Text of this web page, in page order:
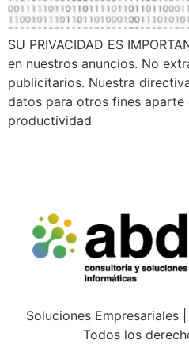
SU PRIVACIDAD ES
en nuestros anuncios. No
publicitarios. Nuestra
datos para otros fines
productividad
Soluciones Empresariales
Todos los